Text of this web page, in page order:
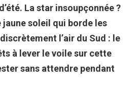
La star insoupçonnée ?
jaune soleil qui borde les
l’air du Sud : le
à lever le voile sur cette
sans attendre pendant